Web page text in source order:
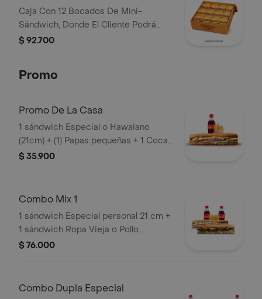
Caja Con 12 Bocados De Mini-
Sándwich, Donde El Cliente Podrá
Escoger 3 Sabores Entre Cualquiera
$ 92.700
Promo
Promo De La Casa
1 sándwich Especial o Hawaiano
(21cm) + (1) Papas pequeñas + 1 Coca
Cola 250ml
$ 35.900
Combo Mix 1
1 sándwich Especial personal 21 cm +
1 sándwich Ropa Vieja o Pollo
personal 21 cm+ 2 limonadas de 16 oz
$ 76.000
Combo Dupla Especial